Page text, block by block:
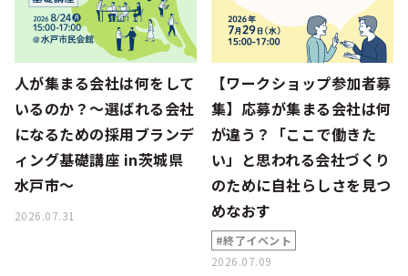
人が集まる会社は何をして
いるのか？～選ばれる会社
になるための採用ブランデ
ィング基礎講座 in茨城県
水戸市～
2026.07.31
【ワークショップ参加者募
集】応募が集まる会社は何
が違う？「ここで働きた
い」と思われる会社づくり
のために自社らしさを見つ
めなおす
#終了イベント
2026.07.09